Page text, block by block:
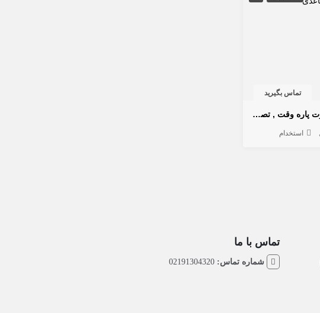
تماس بگیرید
کار در منزل بصورت پاره وقت , تصاعدی
استخدام
تماس با ما
شماره تماس: 02191304320